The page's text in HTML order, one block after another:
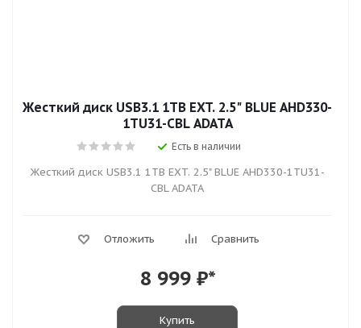
Жесткий диск USB3.1 1TB EXT. 2.5" BLUE AHD330-
1TU31-CBL ADATA
Есть в наличии
Жесткий диск USB3.1 1TB EXT. 2.5" BLUE AHD330-1TU31-
CBL ADATA
Отложить Сравнить
8 999₽*
Купить